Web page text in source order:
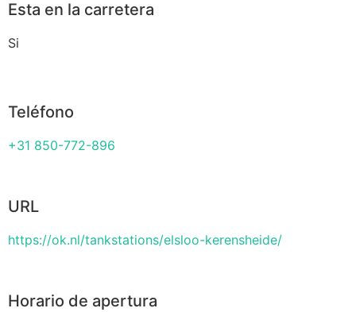
Esta en la carretera
Si
Teléfono
+31 850-772-896
URL
https://ok.nl/tankstations/elsloo-kerensheide/
Horario de apertura